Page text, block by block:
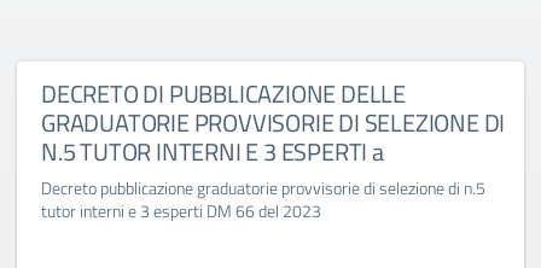
DECRETO DI PUBBLICAZIONE DELLE
GRADUATORIE PROVVISORIE DI SELEZIONE DI
N.5 TUTOR INTERNI E 3 ESPERTI a
Decreto pubblicazione graduatorie provvisorie di selezione di n.5
tutor interni e 3 esperti DM 66 del 2023